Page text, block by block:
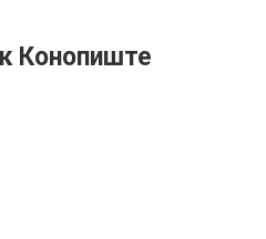
Конопиште